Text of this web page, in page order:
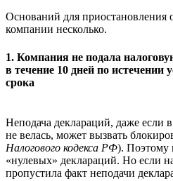
Оснований для приостановления
компании несколько.
1. Компания не подала
в течение 10 дней по истечении
срока
Неподача деклараций, даже если
не велась, может вызвать
Налогового кодекса РФ). Поэтому
«нулевых» деклараций. Но если
пропустила факт неподачи